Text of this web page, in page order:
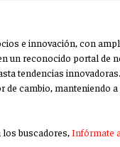
e innovación, con
un reconocido portal de
tendencias
cambio, manteniendo a
buscadores,Infórmate